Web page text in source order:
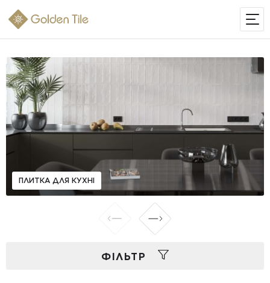
ПЛИТКА ДЛЯ КУХНІ
ФIЛЬТР